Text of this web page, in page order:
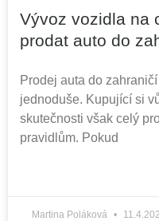
Vývoz vozidla na
prodat auto do
Prodej auta do
jednoduše. Kupující si
skutečnosti však celý
pravidlům. Pokud
Martina Poláková